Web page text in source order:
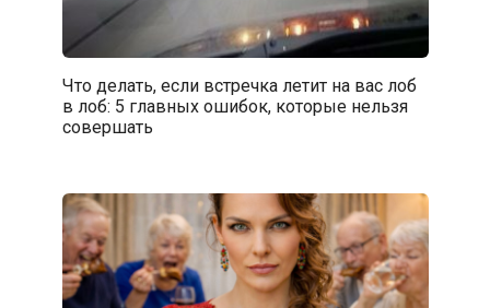
Что делать, если встречка летит на вас лоб
в лоб: 5 главных ошибок, которые нельзя
совершать